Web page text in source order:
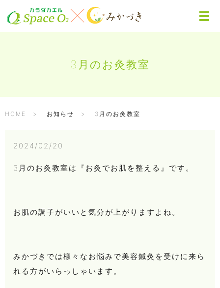
3月のお灸教室
HOME お知らせ 3月のお灸教室
2024/02/20
3月のお灸教室は 『お灸でお肌を整える』 です。
お肌の調子がいいと気分が上がりますよね。
みかづきでは様々なお悩みで美容鍼灸を受けに来ら
れる方がいらっしゃいます。